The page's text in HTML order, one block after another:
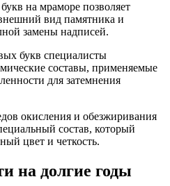
на мраморе позволяет
вид памятника и
замены надписей.
букв специалисты
составы, применяемые
для затемнения
окисления и обезжиривания
состав, который
цвет и четкость.
на долгие годы